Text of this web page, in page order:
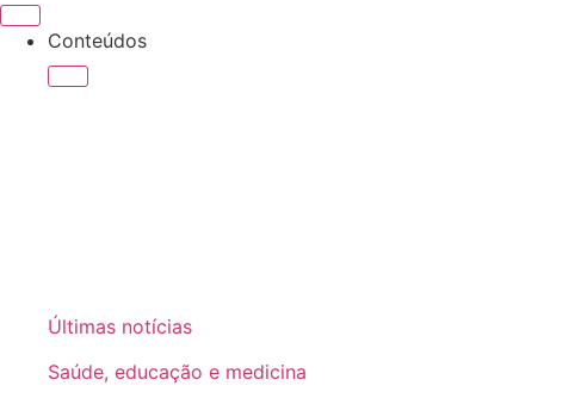
Conteúdos
Últimas notícias
Saúde, educação e medicina